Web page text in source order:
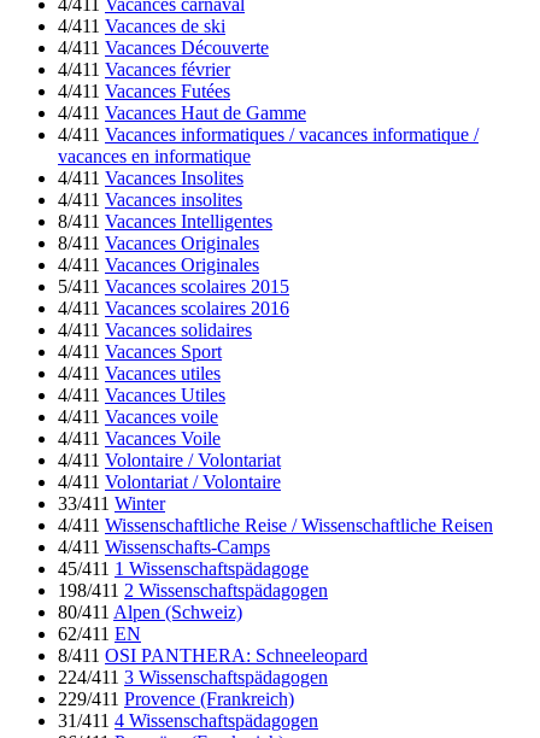
4/411 Vacances carnaval
4/411 Vacances de ski
4/411 Vacances Découverte
4/411 Vacances février
4/411 Vacances Futées
4/411 Vacances Haut de Gamme
4/411 Vacances informatiques / vacances informatique /
vacances en informatique
4/411 Vacances Insolites
4/411 Vacances insolites
8/411 Vacances Intelligentes
8/411 Vacances Originales
4/411 Vacances Originales
5/411 Vacances scolaires 2015
4/411 Vacances scolaires 2016
4/411 Vacances solidaires
4/411 Vacances Sport
4/411 Vacances utiles
4/411 Vacances Utiles
4/411 Vacances voile
4/411 Vacances Voile
4/411 Volontaire / Volontariat
4/411 Volontariat / Volontaire
33/411 Winter
4/411 Wissenschaftliche Reise / Wissenschaftliche Reisen
4/411 Wissenschafts-Camps
45/411 1 Wissenschaftspädagoge
198/411 2 Wissenschaftspädagogen
80/411 Alpen (Schweiz)
62/411 EN
8/411 OSI PANTHERA: Schneeleopard
224/411 3 Wissenschaftspädagogen
229/411 Provence (Frankreich)
31/411 4 Wissenschaftspädagogen